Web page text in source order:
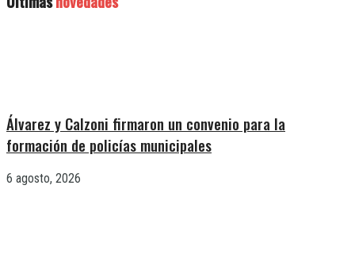
Álvarez y Calzoni firmaron un convenio para la
formación de policías municipales
6 agosto, 2026